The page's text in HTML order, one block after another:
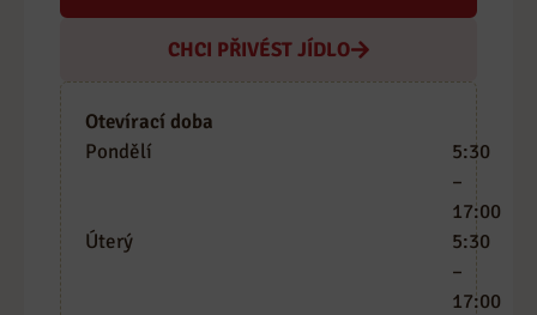
CHCI PŘIVÉST JÍDLO
Otevírací doba
Pondělí
5:30
–
17:00
Úterý
5:30
–
17:00